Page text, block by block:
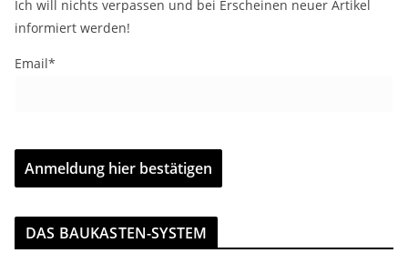
Ich will nichts verpassen und bei Erscheinen neuer Artikel
informiert werden!
Email*
DAS BAUKASTEN-SYSTEM